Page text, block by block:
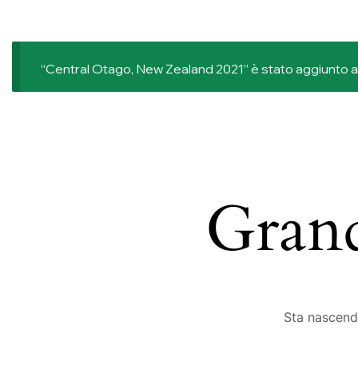
“Central Otago, New Zealand 2021” è stato aggiunto
Sta